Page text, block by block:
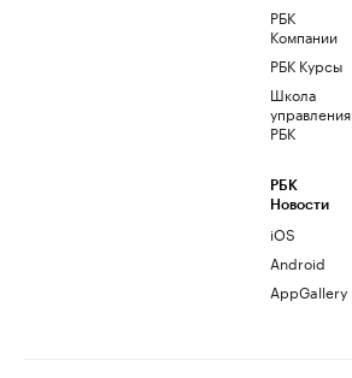
РБК
Компании
РБК Курсы
Школа
управления
РБК
РБК
Новости
iOS
Android
AppGallery